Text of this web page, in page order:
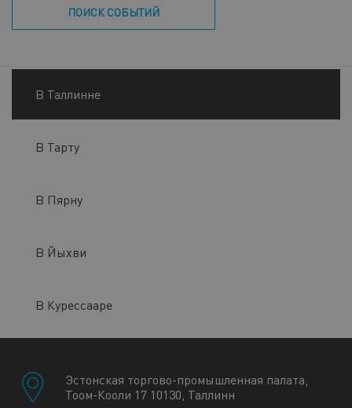
ПОИСК СОБЫТИЙ
В Таллинне
В Тарту
В Пярну
В Йыхви
В Курессааре
Эстонская торгово-промышленная палата,
Тоом-Кооли 17 10130, Таллинн